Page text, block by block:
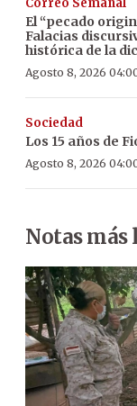
Correo Semanal
El “pecado
Falacias
histórica de la
Agosto 8, 2026
Sociedad
Los 15 años de
Agosto 8, 2026
Notas más